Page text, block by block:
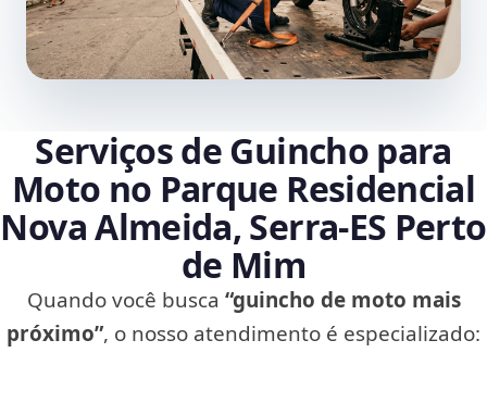
Serviços de Guincho para
Moto no Parque Residencial
Nova Almeida, Serra‑ES Perto
de Mim
Quando você busca “guincho de moto mais
próximo”, o nosso atendimento é especializado: